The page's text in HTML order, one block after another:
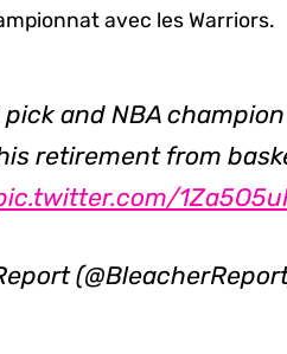
avec les Warriors.
pick and NBA
retirement from